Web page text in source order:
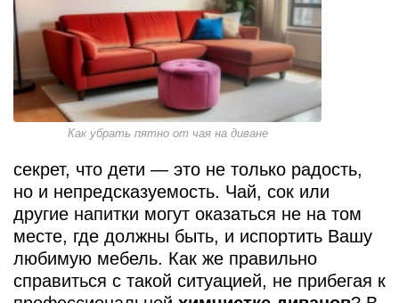
Как убрать пятно от чая на диване
секрет, что дети — это не только радость,
но и непредсказуемость. Чай, сок или
другие напитки могут оказаться не на том
месте, где должны быть, и испортить Вашу
любимую мебель. Как же правильно
справиться с такой ситуацией, не прибегая к